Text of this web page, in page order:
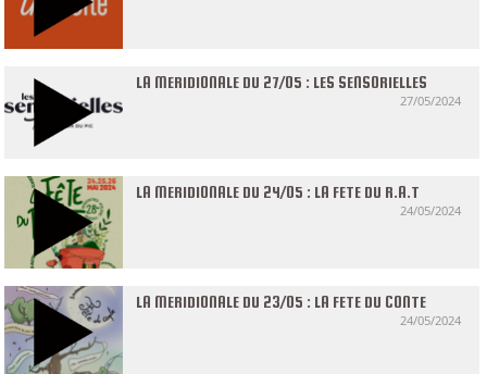
LA MERIDIONALE DU 27/05 : LES SENSORIELLES
27/05/2024
LA MERIDIONALE DU 24/05 : LA FETE DU R.A.T
24/05/2024
LA MERIDIONALE DU 23/05 : LA FETE DU CONTE
24/05/2024